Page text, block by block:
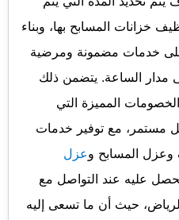
خزانات المسابح بها، وبناء
خدمات مضمونة ومرضية
مدار الساعة. يتضمن ذلك
المميزة التي
مستمر، مع توفير خدمات
وعزل المسابح وعزل
عليه عند التواصل مع
حيث أن ما تسعى إليه